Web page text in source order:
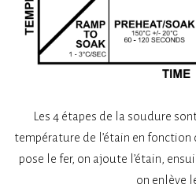
Les 4 étapes de la soudure
température de l’étain en
pose le fer, on ajoute l’étain,
on enlève